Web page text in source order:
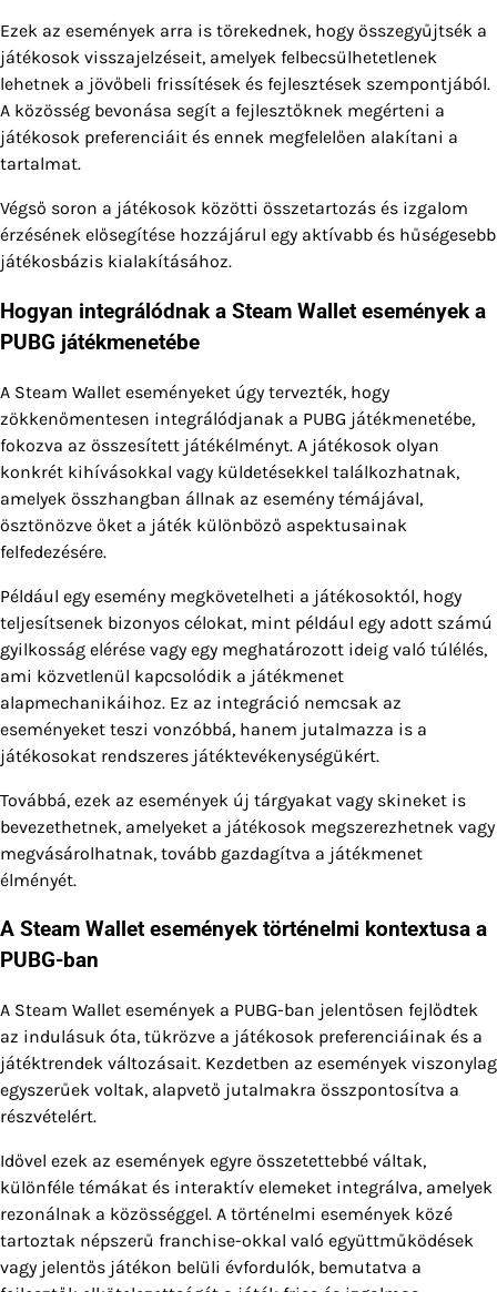
Ezek az események arra is törekednek, hogy összegyűjtsék a
játékosok visszajelzéseit, amelyek felbecsülhetetlenek
lehetnek a jövőbeli frissítések és fejlesztések szempontjából.
A közösség bevonása segít a fejlesztőknek megérteni a
játékosok preferenciáit és ennek megfelelően alakítani a
tartalmat.
Végső soron a játékosok közötti összetartozás és izgalom
érzésének elősegítése hozzájárul egy aktívabb és hűségesebb
játékosbázis kialakításához.
Hogyan integrálódnak a Steam Wallet események a
PUBG játékmenetébe
A Steam Wallet eseményeket úgy tervezték, hogy
zökkenőmentesen integrálódjanak a PUBG játékmenetébe,
fokozva az összesített játékélményt. A játékosok olyan
konkrét kihívásokkal vagy küldetésekkel találkozhatnak,
amelyek összhangban állnak az esemény témájával,
ösztönözve őket a játék különböző aspektusainak
felfedezésére.
Például egy esemény megkövetelheti a játékosoktól, hogy
teljesítsenek bizonyos célokat, mint például egy adott számú
gyilkosság elérése vagy egy meghatározott ideig való túlélés,
ami közvetlenül kapcsolódik a játékmenet
alapmechanikáihoz. Ez az integráció nemcsak az
eseményeket teszi vonzóbbá, hanem jutalmazza is a
játékosokat rendszeres játéktevékenységükért.
Továbbá, ezek az események új tárgyakat vagy skineket is
bevezethetnek, amelyeket a játékosok megszerezhetnek vagy
megvásárolhatnak, tovább gazdagítva a játékmenet
élményét.
A Steam Wallet események történelmi kontextusa a
PUBG-ban
A Steam Wallet események a PUBG-ban jelentősen fejlődtek
az indulásuk óta, tükrözve a játékosok preferenciáinak és a
játéktrendek változásait. Kezdetben az események viszonylag
egyszerűek voltak, alapvető jutalmakra összpontosítva a
részvételért.
Idővel ezek az események egyre összetettebbé váltak,
különféle témákat és interaktív elemeket integrálva, amelyek
rezonálnak a közösséggel. A történelmi események közé
tartoztak népszerű franchise-okkal való együttműködések
vagy jelentős játékon belüli évfordulók, bemutatva a